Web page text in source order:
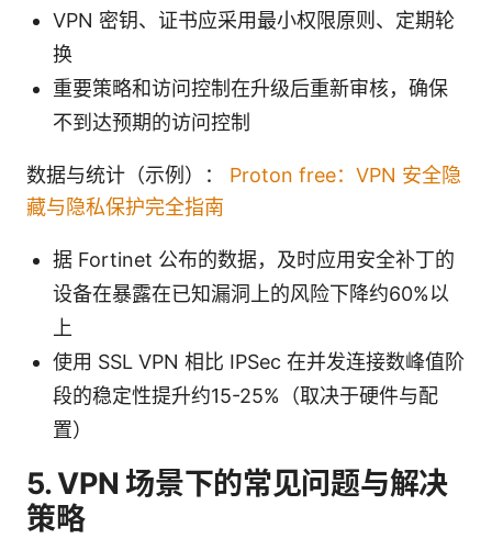
VPN 密钥、证书应采用最小权限原则、定期轮
换
重要策略和访问控制在升级后重新审核，确保
不到达预期的访问控制
数据与统计（示例）： Proton free：VPN 安全隐
藏与隐私保护完全指南
据 Fortinet 公布的数据，及时应用安全补丁的
设备在暴露在已知漏洞上的风险下降约60%以
上
使用 SSL VPN 相比 IPSec 在并发连接数峰值阶
段的稳定性提升约15-25%（取决于硬件与配
置）
5. VPN 场景下的常见问题与解决
策略